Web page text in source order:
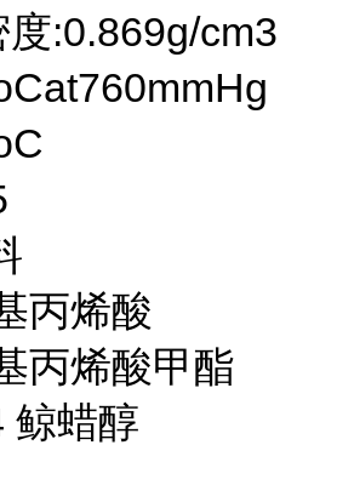
:0.869g/cm3
丙烯酸
丙烯酸甲酯
鲸蜡醇